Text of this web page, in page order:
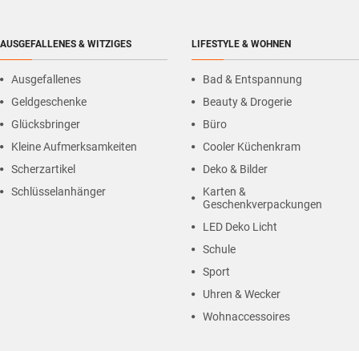
AUSGEFALLENES & WITZIGES
Ausgefallenes
Geldgeschenke
Glücksbringer
Kleine Aufmerksamkeiten
Scherzartikel
Schlüsselanhänger
LIFESTYLE & WOHNEN
Bad & Entspannung
Beauty & Drogerie
Büro
Cooler Küchenkram
Deko & Bilder
Karten &
Geschenkverpackungen
LED Deko Licht
Schule
Sport
Uhren & Wecker
Wohnaccessoires